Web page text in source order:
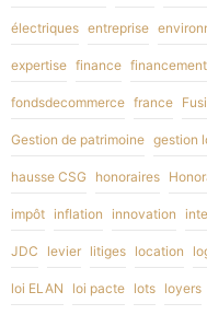
électriques entreprise
expertise finance financement
fondsdecommerce france
Gestion de patrimoine gestion
hausse CSG honoraires
impôt inflation innovation
JDC levier litiges location
loi ELAN loi pacte lots loyers